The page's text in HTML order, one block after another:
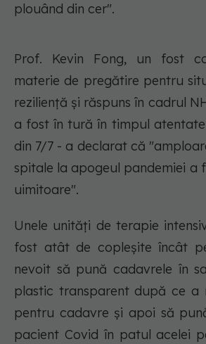
plouând din cer".
Prof. Kevin Fong, un fost
materie de pregătire pentru
reziliență și răspuns în cadrul
a fost în tură în timpul
din 7/7 - a declarat că
spitale la apogeul pandemiei a
uimitoare".
Unele unități de terapie
fost atât de copleșite încât
nevoit să pună cadavrele în
plastic transparent după ce a
pentru cadavre și apoi să
pacient Covid în patul acelei